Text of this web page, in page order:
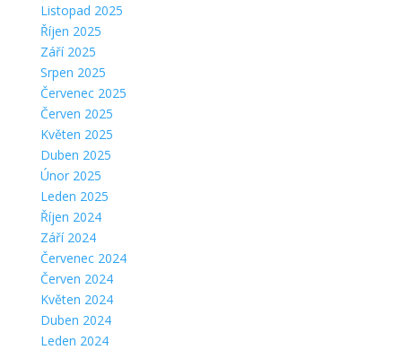
Listopad 2025
Říjen 2025
Září 2025
Srpen 2025
Červenec 2025
Červen 2025
Květen 2025
Duben 2025
Únor 2025
Leden 2025
Říjen 2024
Září 2024
Červenec 2024
Červen 2024
Květen 2024
Duben 2024
Leden 2024